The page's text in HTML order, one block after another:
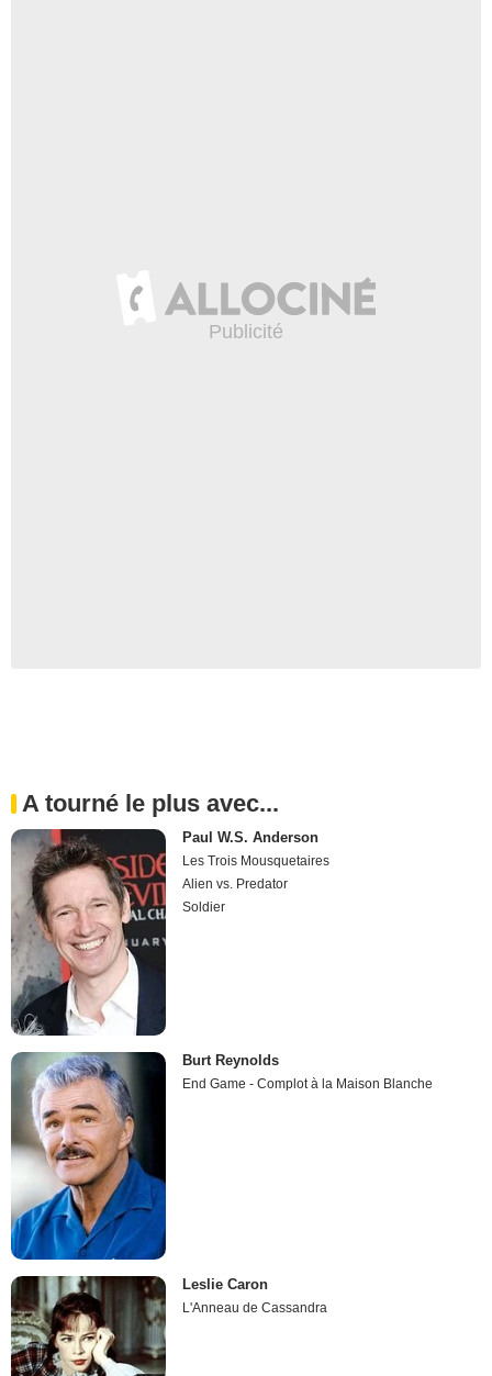
A tourné le plus avec...
Paul W.S. Anderson
Les Trois Mousquetaires
Alien vs. Predator
Soldier
Burt Reynolds
End Game - Complot à la Maison Blanche
Leslie Caron
L'Anneau de Cassandra